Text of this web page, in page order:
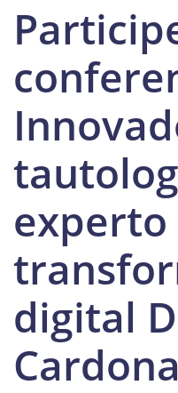
experto
digital
Cardona